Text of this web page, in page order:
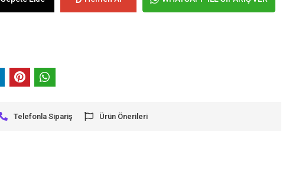
Telefonla Sipariş Ürün Önerileri